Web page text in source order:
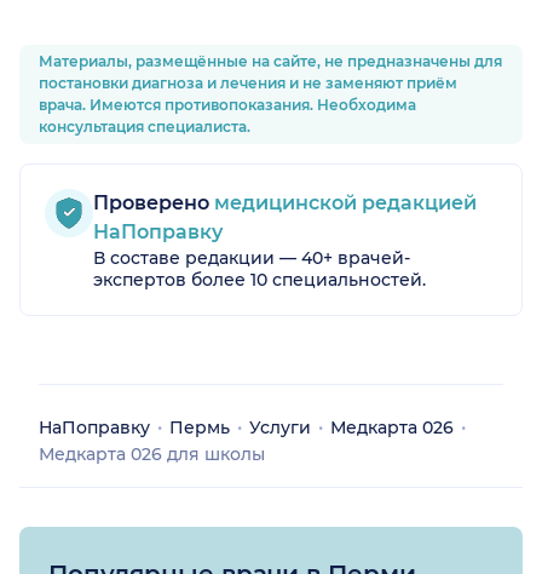
Материалы, размещённые на сайте, не предназначены для
постановки диагноза и лечения и не заменяют приём
врача. Имеются противопоказания. Необходима
консультация специалиста.
Проверено медицинской редакцией
НаПоправку
В составе редакции — 40+ врачей-
экспертов более 10 специальностей.
НаПоправку Пермь Услуги
Медкарта 026
Медкарта 026 для школы